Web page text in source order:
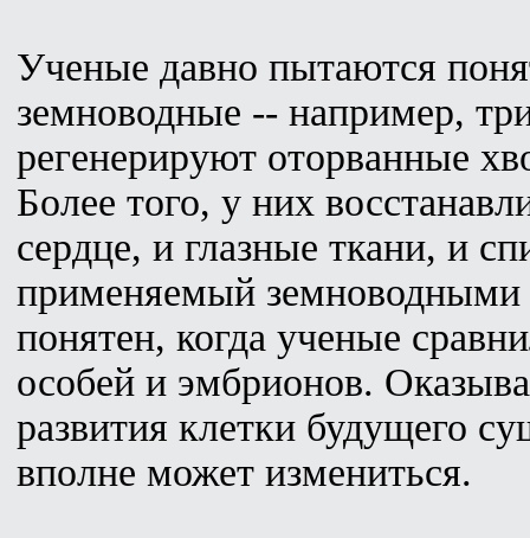
Ученые давно пытаются
земноводные -- например,
регенерируют оторванные
Более того, у них
сердце, и глазные ткани, и
применяемый земноводными
понятен, когда ученые
особей и эмбрионов.
развития клетки будущего
вполне может измениться.